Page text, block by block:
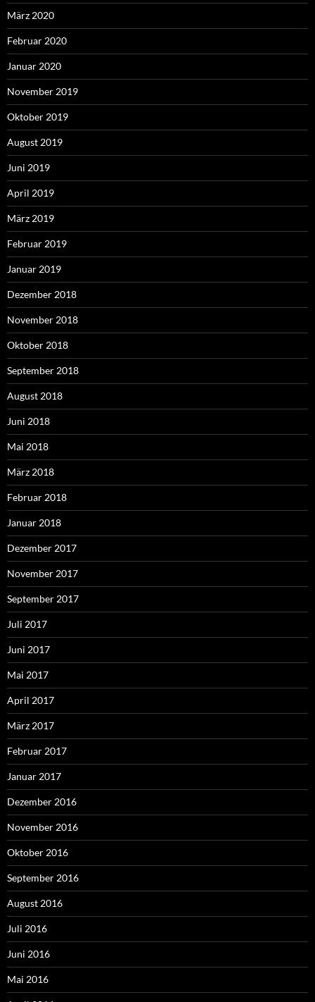
März 2020
Februar 2020
Januar 2020
November 2019
Oktober 2019
August 2019
Juni 2019
April 2019
März 2019
Februar 2019
Januar 2019
Dezember 2018
November 2018
Oktober 2018
September 2018
August 2018
Juni 2018
Mai 2018
März 2018
Februar 2018
Januar 2018
Dezember 2017
November 2017
September 2017
Juli 2017
Juni 2017
Mai 2017
April 2017
März 2017
Februar 2017
Januar 2017
Dezember 2016
November 2016
Oktober 2016
September 2016
August 2016
Juli 2016
Juni 2016
Mai 2016